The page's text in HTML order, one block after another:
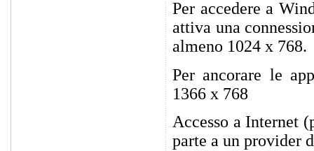
Per accedere a
attiva una
almeno 1024 x 768.
Per ancorare le
1366 x 768
Accesso a Internet
parte a un provider